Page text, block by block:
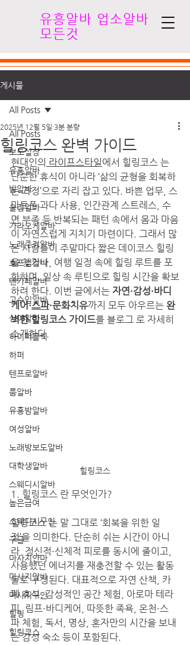
유흥알바 업소알바
모든것
게시물
All Posts
보도실장
유흥알바
밤알바
술집알바
가라오케알바
노래주점알바
호프집알바
텐카페알바
고수입알바
심야알바
하이퍼블릭
하퍼
텐프로알바
룸알바
유흥밤알바
여성알바
노래방보도알바
대학생알바
스웨디시알바
높은급여
스웨디시구인
구글
마사지안마
마사지알바
마사지구인
힐링
힐링코스
All Posts
힐링코스 완벽 가이드
2025년 12월 5일 3분 분량
현대인의 라이프스타일에서 힐링코스 는
단순한 휴식이 아니라 ‘삶의 균형을 회복하
는 과정’으로 자리 잡고 있다. 바쁜 업무, 스
마트폰 과다 사용, 인간관계 스트레스, 수
면 부족 등 반복되는 패턴 속에서 몸과 마음
이 자연스럽게 지치기 마련이다. 그래서 많
은 사람들이 주말마다 짧은 데이코스 힐링
을 찾거나, 여행 일정 속에 힐링 루트를 포
함하며, 일상 속 루틴으로 힐링 시간을 확보
하려 한다. 이번 글에서는 자연·감성·바디
케어·스파·문화치유까지 모두 아우르는 완
벽한 힐링코스 가이드를 블로그 로 자세히
소개한다.
힐링코스
1. 힐링코스 란 무엇인가?
힐링코스 는 말 그대로 ‘회복을 위한 일
정’을 의미한다. 단순히 쉬는 시간이 아니
라, 정신적·신체적 피로를 동시에 줄이고,
사용했던 에너지를 재충전할 수 있는 활동
들로 구성된다. 대표적으로 자연 산책, 카
페 휴식, 감성적인 공간 체험, 아로마 테라
피, 림프·바디케어, 따뜻한 족욕, 온천·스
파 체험, 독서, 명상, 혼자만의 시간을 보내
는 감성 숙소 등이 포함된다.